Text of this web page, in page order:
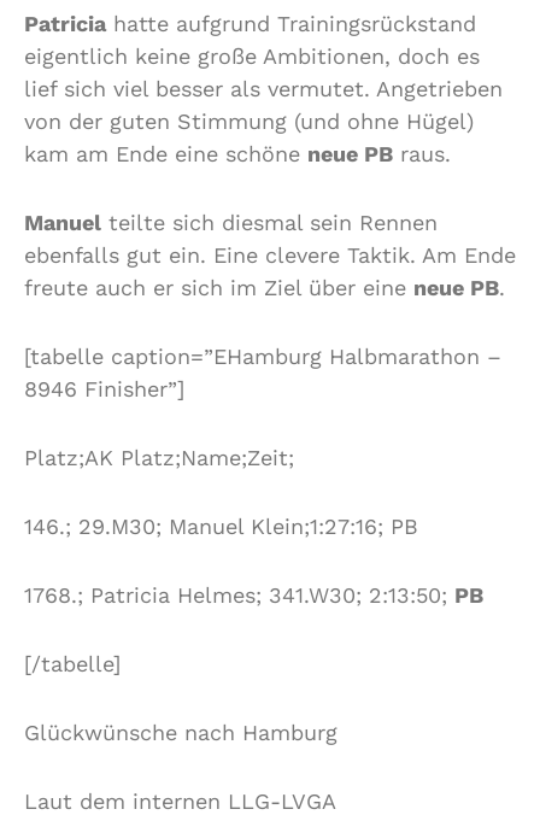
Patriciahatte aufgrund Trainingsrückstand
eigentlich keine große Ambitionen, doch es
lief sich viel besser als vermutet. Angetrieben
von der guten Stimmung (und ohne Hügel)
kam am Ende eine schöne neue PB raus.
Manuel teilte sich diesmal sein Rennen
ebenfalls gut ein. Eine clevere Taktik. Am Ende
freute auch er sich im Ziel über eine neue PB.
[tabelle caption=”EHamburg Halbmarathon –
8946 Finisher”]
Platz;AK Platz;Name;Zeit;
146.; 29.M30; Manuel Klein;1:27:16; PB
1768.; Patricia Helmes; 341.W30; 2:13:50; PB
[/tabelle]
Glückwünsche nach Hamburg
Laut dem internen LLG-LVGA